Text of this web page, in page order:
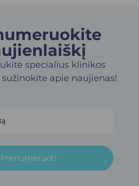
specialius klinikos
apie naujienas!
Prenumeruoti